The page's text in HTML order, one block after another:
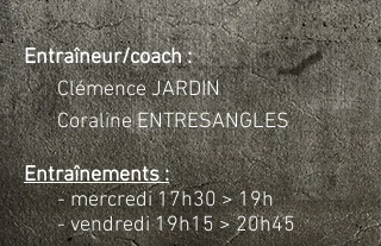
Entraîneur/coach :
Clémence JARDIN
Coraline ENTRESANGLES
Entraînements :
- mercredi 17h30 > 19h
- vendredi 19h15 > 20h45